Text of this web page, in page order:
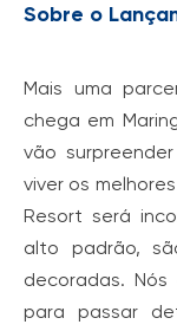
Sobre o
Mais uma
chega em
vão
viver os
Resort será
alto padrão,
decoradas.
para passar